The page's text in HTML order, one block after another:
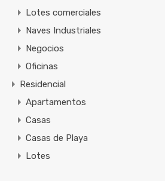
Lotes comerciales
Naves Industriales
Negocios
Oficinas
Residencial
Apartamentos
Casas
Casas de Playa
Lotes